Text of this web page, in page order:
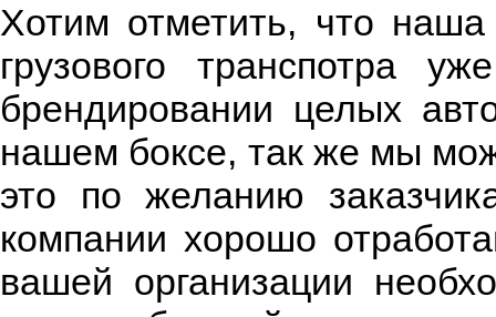
Хотим отметить, что
грузового транспотра
брендировании целых
нашем боксе, так же мы
это по желанию
компании хорошо
вашей организации